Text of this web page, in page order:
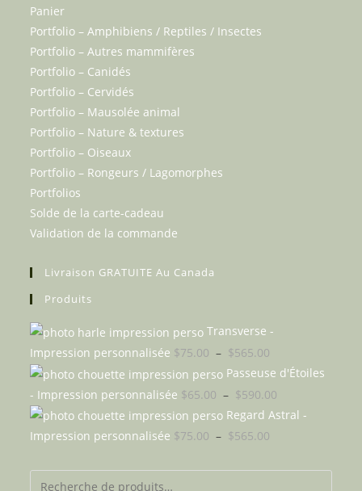
Panier
Portfolio – Amphibiens / Reptiles / Insectes
Portfolio – Autres mammifères
Portfolio – Canidés
Portfolio – Cervidés
Portfolio – Mausolée animal
Portfolio – Nature & textures
Portfolio – Oiseaux
Portfolio – Rongeurs / Lagomorphes
Portfolios
Solde de la carte-cadeau
Validation de la commande
Livraison GRATUITE Au Canada
Produits
Transverse -
Impression personnalisée $75.00 – $565.00
de
prix :
$75.00
Passeuse d'Étoiles
- Impression personnalisée $65.00 – $590.00
de
à
Regard Astral -
Impression personnalisée $75.00 – $565.00
prix :
Recherche